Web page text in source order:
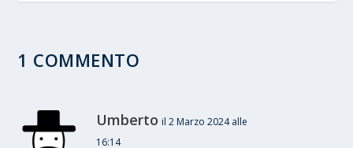
1 COMMENTO
Umberto il 2 Marzo 2024 alle
16:14